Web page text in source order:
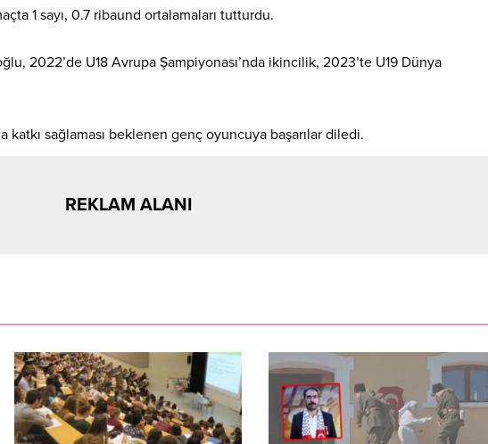
1 sayı, 0.7 ribaund ortalamaları tutturdu.
2022’de U18 Avrupa Şampiyonası’nda ikincilik, 2023’te U19 Dünya
katkı sağlaması beklenen genç oyuncuya başarılar diledi.
REKLAM ALANI